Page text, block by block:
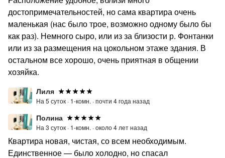
достопримечательностей, но сама квартира очень
маленькая (нас было трое, возможно одному было бы
как раз). Немного сыро, или из за близости р. Фонтанки
или из за размещения на цокольном этаже здания. В
остальном все хорошо, очень приятная в общении
хозяйка.
Лиля
На 5 суток · 1-комн. ·почти 4 года назад
Полина
На 3 суток · 1-комн. ·около 4 лет назад
Квартира новая, чистая, со всем необходимым.
Единственное — было холодно, но спасал